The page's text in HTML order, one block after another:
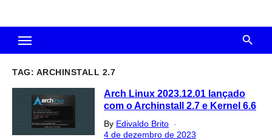
TAG: ARCHINSTALL 2.7
Arch Linux 2023.12.01 lançado
com o Archinstall 2.7 e Kernel 6.6
By Edivaldo Brito
on
4 de dezembro de 2023